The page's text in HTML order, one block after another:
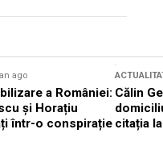
ago
a României:
și Horațiu
într-o conspirație
Călin
citația